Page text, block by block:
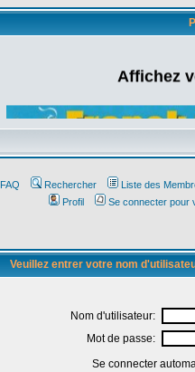
Affichez
FAQ Rechercher Liste des
Profil
Se connecter pour
Veuillez entrer votre nom
Nom d'utilisateur:
Mot de passe:
Se connecter